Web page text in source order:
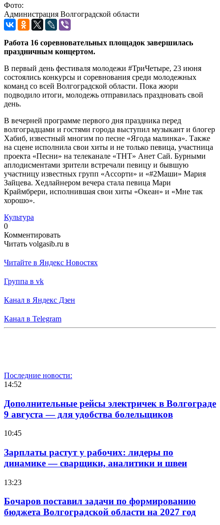
Фото:
Администрация Волгоградской области
Работа 16 соревновательных площадок завершилась
праздничным концертом.
В первый день фестиваля молодежи #ТриЧетыре, 23 июня
состоялись конкурсы и соревнования среди молодежных
команд со всей Волгоградской области. Пока жюри
подводило итоги, молодежь отправилась праздновать свой
день.
В вечерней программе первого дня праздника перед
волгоградцами и гостями города выступил музыкант и блогер
Хабиб, известный многим по песне «Ягода малинка». Также
на сцене исполнила свои хиты и не только певица, участница
проекта «Песни» на телеканале «ТНТ» Анет Сай. Бурными
аплодисментами зрители встречали певицу и бывшую
участницу известных групп «Ассорти» и «#2Маши» Мария
Зайцева. Хедлайнером вечера стала певица Мари
Краймбрери, исполнившая свои хиты «Океан» и «Мне так
хорошо».
Культура
0
Комментировать
Читать volgasib.ru в
Читайте в Яндекс Новостях
Группа в vk
Канал в Яндекс Дзен
Канал в Telegram
Последние новости:
14:52
Дополнительные рейсы электричек в Волгограде
9 августа — для удобства болельщиков
10:45
Зарплаты растут у рабочих: лидеры по
динамике — сварщики, аналитики и швеи
13:23
Бочаров поставил задачи по формированию
бюджета Волгоградской области на 2027 год